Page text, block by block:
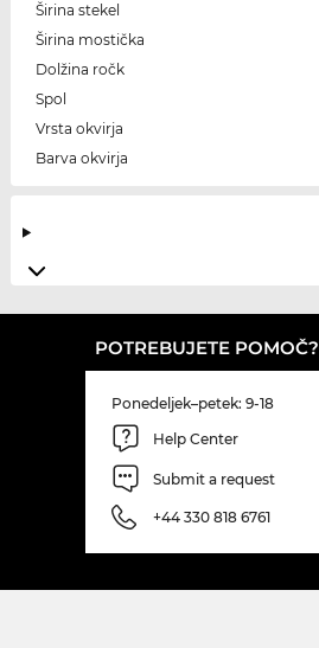
Širina stekel
Širina mostička
Dolžina ročk
Spol
Vrsta okvirja
Barva okvirja
POTREBUJETE POMOČ?
Ponedeljek–petek: 9-18
Help Center
Submit a request
+44 330 818 6761